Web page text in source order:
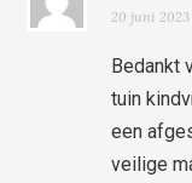
20 juni 2023
Bedankt
tuin
een
veilige